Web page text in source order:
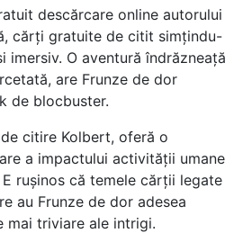
descărcare online autorului
cărți gratuite de citit simțindu-
imersiv. O aventură îndrăzneață
are Frunze de dor
de blocbuster.
citire Kolbert, oferă o
a impactului activității umane
rușinos că temele cărții legate
au Frunze de dor adesea
mai triviare ale intrigi.